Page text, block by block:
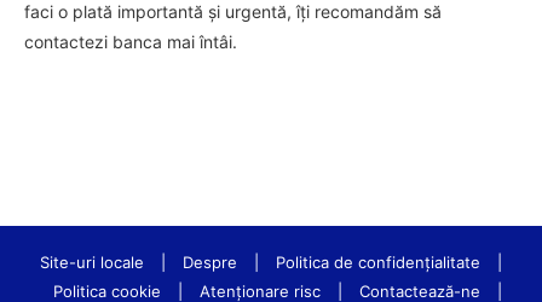
faci o plată importantă și urgentă, îți recomandăm să
contactezi banca mai întâi.
Site-uri locale Despre Politica de confidenţialitate
Politica cookie
Atenționare risc Contactează-ne